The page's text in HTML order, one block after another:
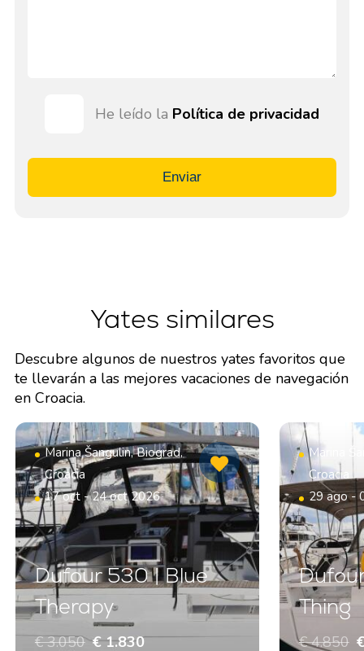
He leído la Política de privacidad
Enviar
Yates similares
Descubre algunos de nuestros yates favoritos que
te llevarán a las mejores vacaciones de navegación
en Croacia.
Marina Šangulin, Biograd,
Croacia
17 oct - 24 oct 2026
Dufour 530 | Blue
Therapy
€ 3.050 € 1.830
Marina
Croacia
29 ago -
Thing
€ 4.850